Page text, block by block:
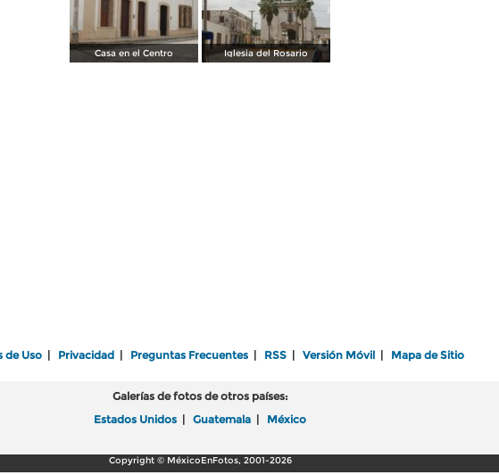
Casa en el Centro Iglesia del Rosario
de Uso Privacidad Preguntas Frecuentes RSS Versión Móvil Mapa de Sitio
Galerías de fotos de otros países:
Estados Unidos
Guatemala México
Copyright © MéxicoEnFotos, 2001-2026